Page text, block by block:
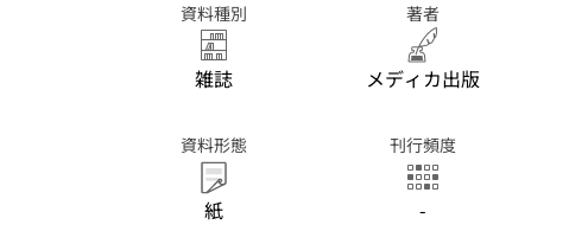
資料種別
雑誌
著者
メディカ出版
資料形態
紙
刊行頻度
-